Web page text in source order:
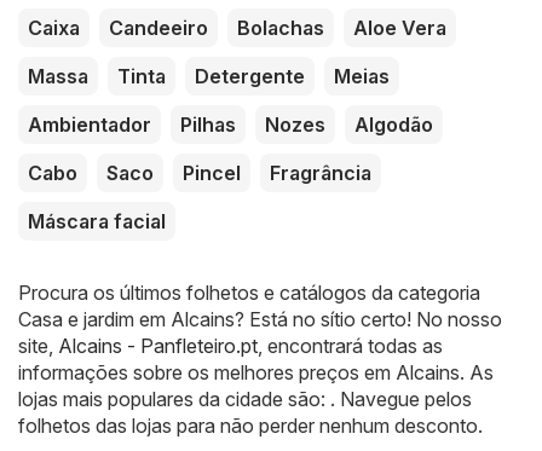
Caixa Candeeiro Bolachas
Aloe Vera
Massa
Tinta Detergente
Meias
Ambientador
Pilhas Nozes
Algodão
Cabo
Saco Pincel
Fragrância
Máscara facial
Procura os últimos folhetos e catálogos da categoria
Casa e jardim em Alcains? Está no sítio certo! No nosso
site, Alcains - Panfleteiro.pt, encontrará todas as
informações sobre os melhores preços em Alcains. As
lojas mais populares da cidade são: . Navegue pelos
folhetos das lojas para não perder nenhum desconto.